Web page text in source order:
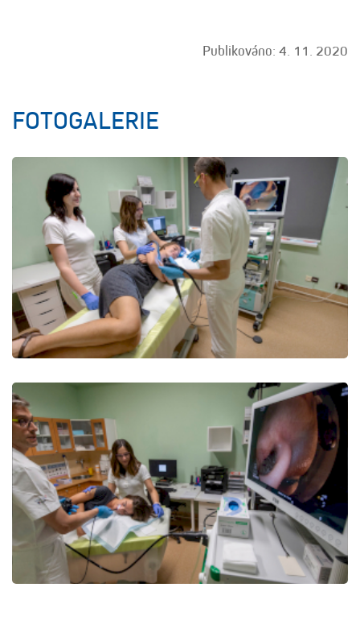
Publikováno: 4. 11. 2020
FOTOGALERIE